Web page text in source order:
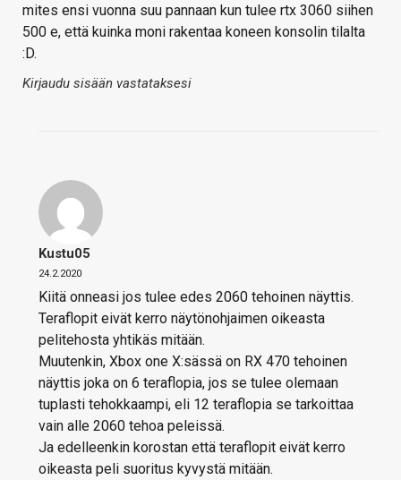
mites ensi vuonna suu pannaan kun tulee rtx 3060 siihen
500 e, että kuinka moni rakentaa koneen konsolin tilalta
:D.
Kirjaudu sisään vastataksesi
Kustu05
24.2.2020
Kiitä onneasi jos tulee edes 2060 tehoinen näyttis.
Teraflopit eivät kerro näytönohjaimen oikeasta
pelitehosta yhtikäs mitään.
Muutenkin, Xbox one X:sässä on RX 470 tehoinen
näyttis joka on 6 teraflopia, jos se tulee olemaan
tuplasti tehokkaampi, eli 12 teraflopia se tarkoittaa
vain alle 2060 tehoa peleissä.
Ja edelleenkin korostan että teraflopit eivät kerro
oikeasta peli suoritus kyvystä mitään.